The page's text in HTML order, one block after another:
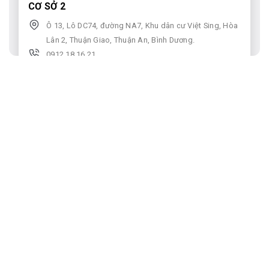
CƠ SỞ 2
Ô 13, Lô DC74, đường NA7, Khu dân cư Việt Sing, Hòa
Lân 2, Thuận Giao, Thuận An, Bình Dương.
0912.18.16.21